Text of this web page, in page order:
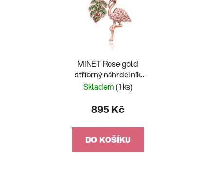
MINET Rose gold
stříbrný náhrdelník
PLAMEŇÁK s
Skladem(1 ks)
895 Kč
DO KOŠÍKU